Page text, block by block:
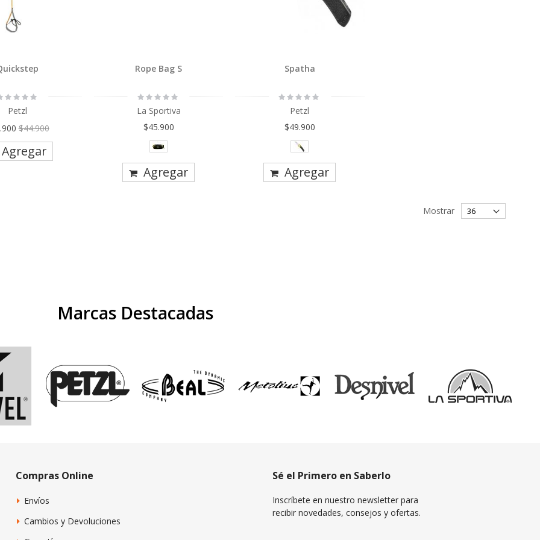
Petzl
$44.900
Agregar
Rope Bag S
Rating:
0%
La Sportiva
$45.900
Agregar
Spatha
Rating:
0%
Petzl
$49.900
Agregar
Mostrar
Marcas Destacadas
Compras Online
Envíos
Cambios y Devoluciones
Sé el Primero en Saberlo
Inscríbete en nuestro newsletter para
recibir novedades, consejos y ofertas.